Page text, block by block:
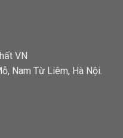
VN
Nam Từ Liêm, Hà Nội.